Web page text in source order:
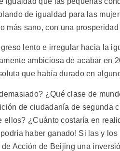
de igualdad para las
más sano, con una
lento e irregular hacia la
ambiciosa de acabar en
que había durado en
¿Qué clase de
de ciudadanía de segunda
ellos? ¿Cuánto costaría en
haber ganado! Si las y
Acción de Beijing una